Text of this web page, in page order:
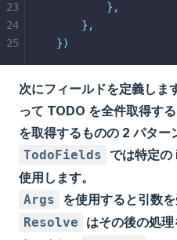
},
},
})
23
24
25
次にフィールドを定義しま
って TODO を全件取得す
を取得するものの 2 パター
TodoFields では特定の
使用します。
Args を使用すると引数
Resolve
はその後の処